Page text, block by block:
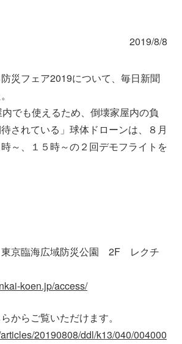
ニュース
資料ダウンロード
English
2019/8/8
災フェア2019について、毎日新聞
内でも使えるため、倒壊家屋内の負
されている」球体ドローンは、８月
～、１５時～の２回デモフライトを
京臨海広域防災公園 2F レクチ
koen.jp/access/
からご覧いただけます。
20190808/ddl/k13/040/004000